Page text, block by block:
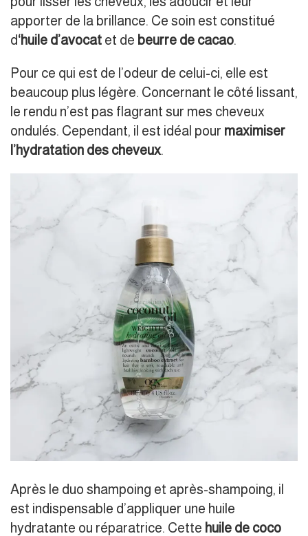
apporter de la brillance. Ce soin est constitué
d‘huile d’avocat et de beurre de cacao.
Pour ce qui est de l’odeur de celui-ci, elle est
beaucoup plus légère. Concernant le côté lissant,
le rendu n’est pas flagrant sur mes cheveux
ondulés. Cependant, il est idéal pour maximiser
l’hydratation des cheveux.
Après le duo shampoing et après-shampoing, il
est indispensable d’appliquer une huile
hydratante ou réparatrice. Cette huile de coco